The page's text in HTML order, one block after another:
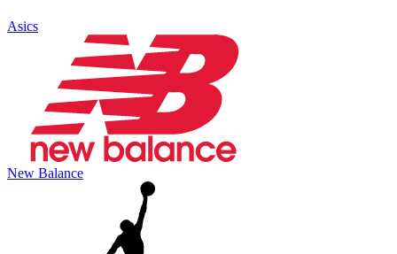
Asics
New Balance